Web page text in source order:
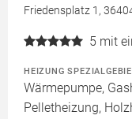
Friedensplatz 1,
5 mit
HEIZUNG
Wärmepumpe,
Pelletheizung,